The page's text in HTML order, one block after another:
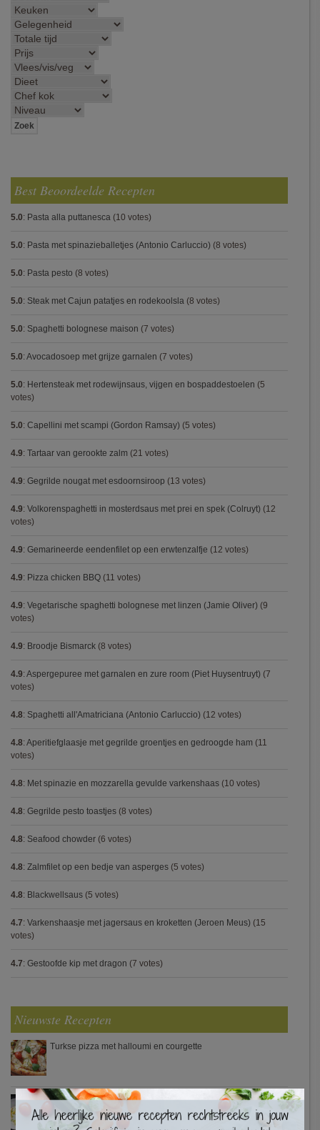
Best Beoordeelde Recepten
5.0: Pasta alla puttanesca (10 votes)
5.0: Pasta met spinazieballetjes (Antonio Carluccio) (8 votes)
5.0: Pasta pesto (8 votes)
5.0: Steak met Cajun patatjes en rodekoolsla (8 votes)
5.0: Spaghetti bolognese maison (7 votes)
5.0: Avocadosoep met grijze garnalen (7 votes)
5.0: Hertensteak met rodewijnsaus, vijgen en bospaddestoelen (5
votes)
5.0: Capellini met scampi (Gordon Ramsay) (5 votes)
4.9: Tartaar van gerookte zalm (21 votes)
4.9: Gegrilde nougat met esdoornsiroop (13 votes)
4.9: Volkorenspaghetti in mosterdsaus met prei en spek (Colruyt) (12
votes)
4.9: Gemarineerde eendenfilet op een erwtenzalfje (12 votes)
4.9: Pizza chicken BBQ (11 votes)
4.9: Vegetarische spaghetti bolognese met linzen (Jamie Oliver) (9
votes)
4.9: Broodje Bismarck (8 votes)
4.9: Aspergepuree met garnalen en zure room (Piet Huysentruyt) (7
votes)
4.8: Spaghetti all'Amatriciana (Antonio Carluccio) (12 votes)
4.8: Aperitiefglaasje met gegrilde groentjes en gedroogde ham (11
votes)
4.8: Met spinazie en mozzarella gevulde varkenshaas (10 votes)
4.8: Gegrilde pesto toastjes (8 votes)
4.8: Seafood chowder (6 votes)
4.8: Zalmfilet op een bedje van asperges (5 votes)
4.8: Blackwellsaus (5 votes)
4.7: Varkenshaasje met jagersaus en kroketten (Jeroen Meus) (15
votes)
4.7: Gestoofde kip met dragon (7 votes)
Nieuwste Recepten
Turkse pizza met halloumi en courgette
Waterzooi van pladijs met venkel (Colruyt) ×